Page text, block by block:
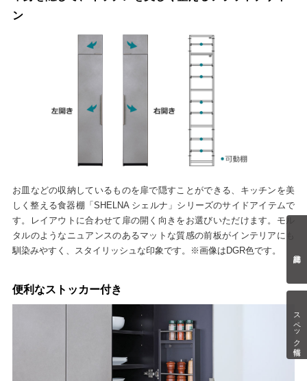
スペック情報
ン
お皿などの収納しているものを扉で隠すことができる、キッチンを美
しく整える食器棚「SHELNA シェルナ」シリーズのサイドアイテムで
す。レイアウトに合わせて扉の開く向きをお選びいただけます。モル
タルのようなニュアンスのあるマットな質感の前板がインテリアにも
馴染みやすく、スタイリッシュな印象です。※画像はDGR色です。
便利なストッカー付き